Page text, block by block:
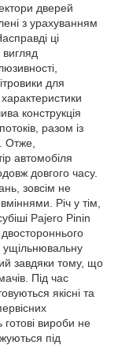
дверей
з урахуванням
ці
вигляд
для
конструкція
разом із
Отже,
автомобіля
довгого часу.
зовсім не
Річ у тім,
Pajero Pinin
ущільнювальну
завдяки тому, що
Під час
якісні та
вироби не
під